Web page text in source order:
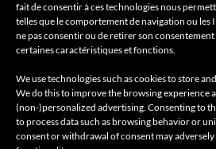
fait de consentir à ces technologies nous
telles que le comportement de navigation ou les
ne pas consentir ou de retirer son
certaines caractéristiques et fonctions.
We use technologies such as cookies to store
We do this to improve the browsing experience
(non-)personalized advertising. Consenting to
to process data such as browsing behavior or
consent or withdrawal of consent may
Cutler and